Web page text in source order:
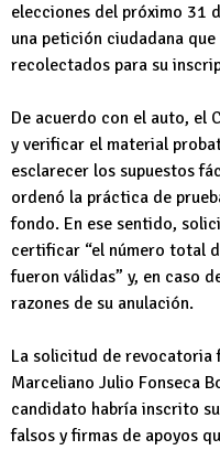
elecciones del próximo 31
una petición ciudadana
recolectados para su
De acuerdo con el auto, el
y verificar el material
esclarecer los supuestos
ordenó la práctica de
fondo. En ese sentido,
certificar “el número total
fueron válidas” y, en caso
razones de su anulación.
La solicitud de revocatoria
Marceliano Julio Fonseca
candidato habría inscrito
falsos y firmas de apoyos